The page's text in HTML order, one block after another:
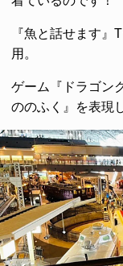
『魚と話せます
用。
ゲーム『ドラゴン
ののふく』を表現